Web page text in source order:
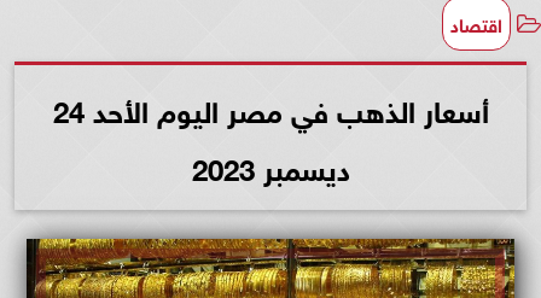
اقتصاد
أسعار الذهب في مصر اليوم الأحد 24
ديسمبر 2023